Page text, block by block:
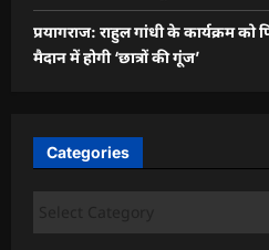
प्रयागराज: राहुल गांधी के कार्यक्रम
मैदान में होगी ‘छात्रों की गूंज’
Categories